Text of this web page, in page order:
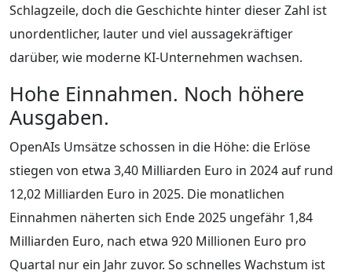
Schlagzeile, doch die Geschichte hinter dieser Zahl ist
unordentlicher, lauter und viel aussagekräftiger
darüber, wie moderne KI-Unternehmen wachsen.
Hohe Einnahmen. Noch höhere
Ausgaben.
OpenAIs Umsätze schossen in die Höhe: die Erlöse
stiegen von etwa 3,40 Milliarden Euro in 2024 auf rund
12,02 Milliarden Euro in 2025. Die monatlichen
Einnahmen näherten sich Ende 2025 ungefähr 1,84
Milliarden Euro, nach etwa 920 Millionen Euro pro
Quartal nur ein Jahr zuvor. So schnelles Wachstum ist